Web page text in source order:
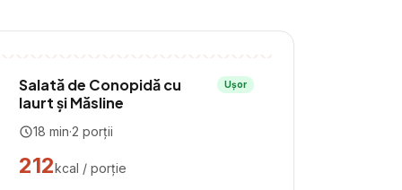
Salată de Conopidă cu
Iaurt și Măsline
Ușor
18 min·2 porții
212kcal / porție